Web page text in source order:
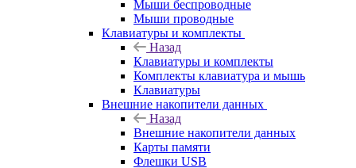
Мыши беспроводные
Мыши проводные
Клавиатуры и комплекты
Назад
Клавиатуры и комплекты
Комплекты клавиатура и мышь
Клавиатуры
Внешние накопители данных
Назад
Внешние накопители данных
Карты памяти
Флешки USB